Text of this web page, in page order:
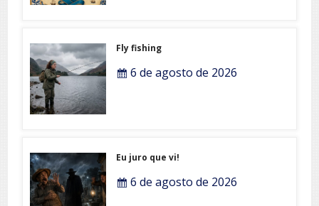
Fly fishing
6 de agosto de 2026
Eu juro que vi!
6 de agosto de 2026